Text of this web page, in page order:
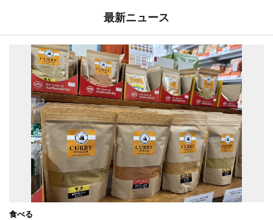
最新ニュース
食べる